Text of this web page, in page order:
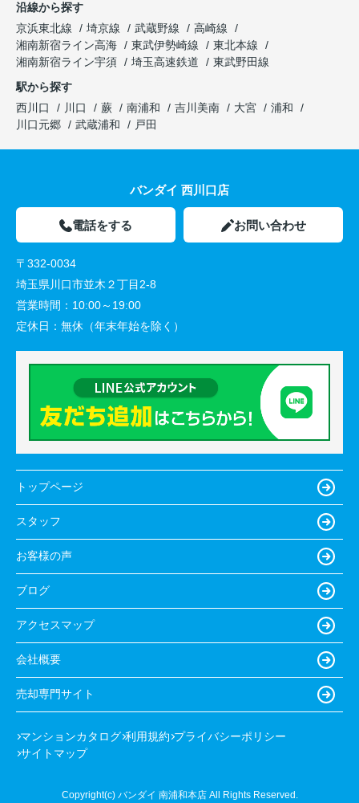
沿線から探す
京浜東北線
埼京線 武蔵野線
高崎線
湘南新宿ライン高海
東武伊勢崎線
東北本線
湘南新宿ライン宇須
埼玉高速鉄道
東武野田線
駅から探す
西川口
川口 蕨 南浦和 吉川美南 大宮
浦和
川口元郷
武蔵浦和 戸田
バンダイ 西川口店
電話をする お問い合わせ
〒332-0034
埼玉県川口市並木２丁目2-8
営業時間： 10:00～19:00
定休日： 無休（年末年始を除く）
トップページ
スタッフ
お客様の声
ブログ
アクセスマップ
会社概要
売却専門サイト
マンションカタログ 利用規約 プライバシーポリシー
サイトマップ
Copyright(c) バンダイ 南浦和本店 All Rights Reserved.